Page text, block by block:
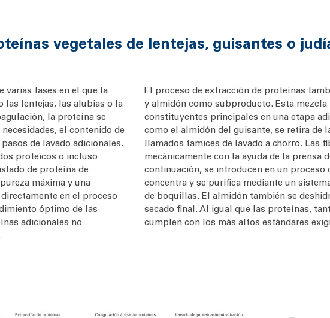
vegetales de lentejas, guisantes o
varias fases en el que la
las lentejas, las alubias o la
la proteína se
el contenido de
de lavado adicionales.
proteicos o incluso
de proteína de
máxima y una
en el proceso
óptimo de las
adicionales no
El proceso de extracción de proteínas
y almidón como subproducto. Esta mezcla
constituyentes principales en una etapa
como el almidón del guisante, se retira de
llamados tamices de lavado a chorro. Las
mecánicamente con la ayuda de la prensa
continuación, se introducen en un proceso
concentra y se purifica mediante un
de boquillas. El almidón también se
secado final. Al igual que las proteínas,
cumplen con los más altos estándares